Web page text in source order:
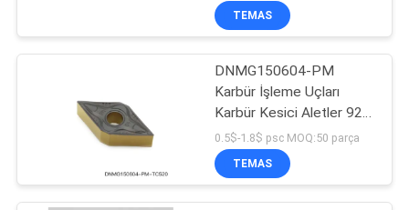
TEMAS
DNMG150604-PM
Karbür İşleme Uçları
Karbür Kesici Aletler 92
HRC
0.5$-1.8$ psc MOQ:50 parça
TEMAS